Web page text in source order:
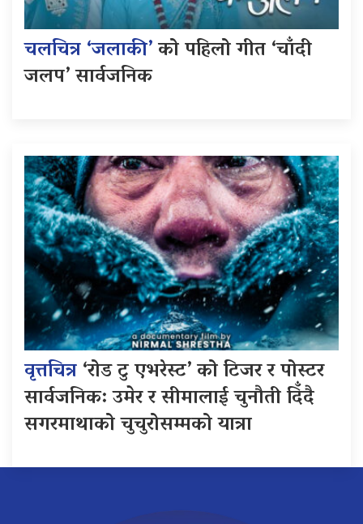
चलचित्र ‘जलाकी’को पहिलो गीत ‘चाँदी
जलप’ सार्वजनिक
वृत्तचित्र‘रोड टु एभरेस्ट’ को टिजर र पोस्टर
सार्वजनिक: उमेर र सीमालाई चुनौती दिँदै
सगरमाथाको चुचुरोसम्मको यात्रा